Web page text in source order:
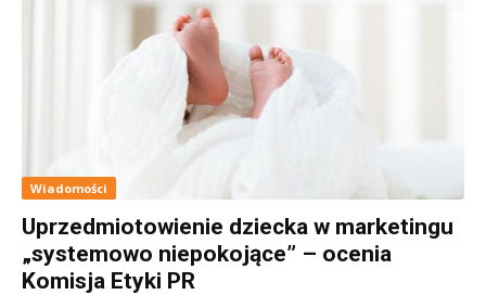
Wiadomości
Uprzedmiotowienie dziecka w marketingu
„systemowo niepokojące” – ocenia
Komisja Etyki PR